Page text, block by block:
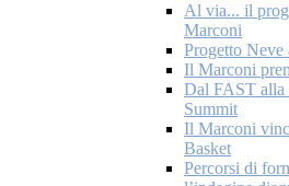
Al via... il
Marconi
Progetto Neve
Il Marconi
Dal FAST
Summit
Il Marconi
Basket
Percorsi di